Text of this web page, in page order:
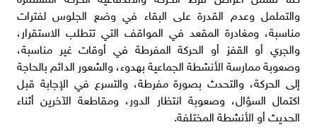
والتململ وعدم القدرة على البقاء في وضع الجلوس لفترات
مناسبة، ومغادرة المقعد في المواقف التي تتطلب الاستقرار،
والجري أو القفز أو الحركة المفرطة في أوقات غير مناسبة،
وصعوبة ممارسة الأنشطة الجماعية بهدوء، والشعور الدائم بالحاجة
إلى الحركة، والتحدث بصورة مفرطة، والتسرع في الإجابة قبل
اكتمال السؤال، وصعوبة انتظار الدور، ومقاطعة الآخرين أثناء
الحديث أو الأنشطة المختلفة.